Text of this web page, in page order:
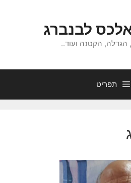
לבנברג
הגדלה, הקטנה ועוד..
תפריט